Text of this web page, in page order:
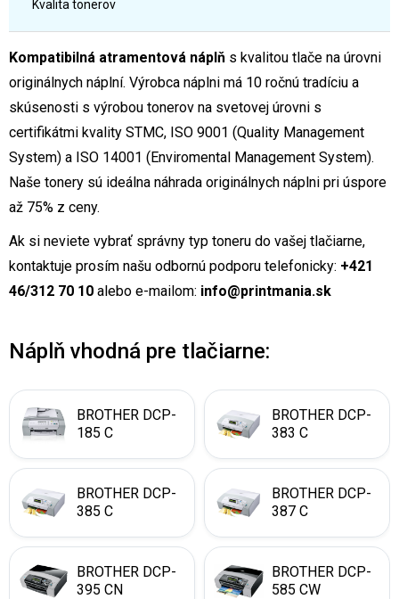
Kvalita tonerov
Kompatibilná atramentová náplň s kvalitou tlače na úrovni
originálnych náplní. Výrobca náplni má 10 ročnú tradíciu a
skúsenosti s výrobou tonerov na svetovej úrovni s
certifikátmi kvality STMC, ISO 9001 (Quality Management
System) a ISO 14001 (Enviromental Management System).
Naše tonery sú ideálna náhrada originálnych náplni pri úspore
až 75% z ceny.
Ak si neviete vybrať správny typ toneru do vašej tlačiarne,
kontaktuje prosím našu odbornú podporu telefonicky: +421
46/312 70 10 alebo e-mailom: info@printmania.sk
Náplň vhodná pre tlačiarne:
BROTHER DCP-
185 C
BROTHER DCP-
383 C
BROTHER DCP-
385 C
BROTHER DCP-
387 C
BROTHER DCP-
395 CN
BROTHER DCP-
585 CW